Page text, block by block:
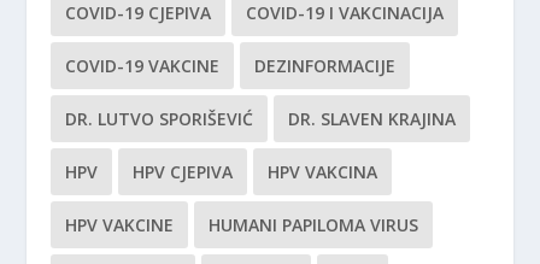
COVID-19 CJEPIVA COVID-19 I VAKCINACIJA
COVID-19 VAKCINE DEZINFORMACIJE
DR. LUTVO SPORIŠEVIĆ DR. SLAVEN KRAJINA
HPV HPV CJEPIVA HPV VAKCINA
HPV VAKCINE HUMANI PAPILOMA VIRUS